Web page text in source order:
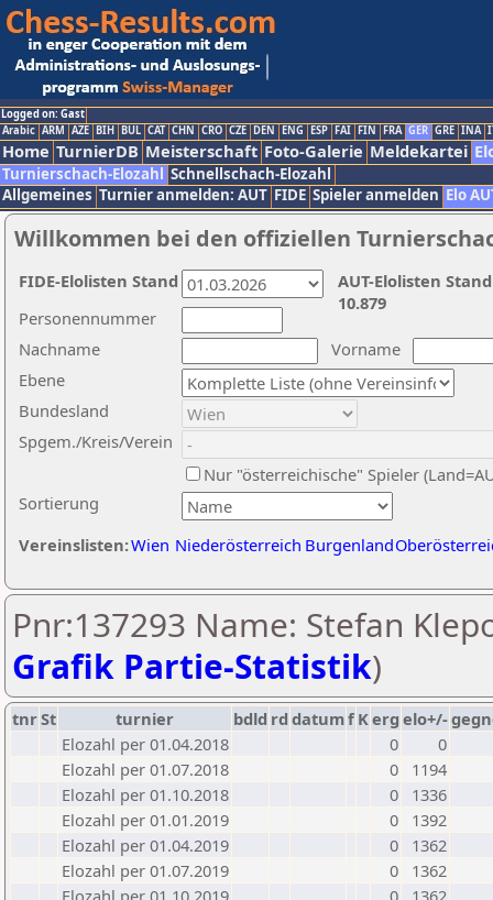
Logged on: Gast
Arabic ARM AZE BIH BUL CAT CHN CRO CZE DEN ENG ESP FAI FIN FRA GER GRE INA
Home TurnierDB Meisterschaft Foto-Galerie Meldekartei
Turnierschach-Elozahl Schnellschach-Elozahl
Allgemeines Turnier anmelden: AUT FIDE Spieler anmelden Elo
Willkommen bei den offiziellen
Nachname
Vorname
Ebene
Sortierung
Personennummer
Bundesland
Spgem./Kreis/Verein
Nur "österreichische" Spieler
Vereinslisten:Wien Niederösterreich Burgenland
AUT-Elolisten
10.879
FIDE-Elolisten Stand
Pnr:137293 Name: Stefan
Grafik Partie-Statistik)
tnrSt turnier bdld rd datumf Kerg elo+/-
Elozahl per 01.04.2018
0
0
Elozahl per 01.07.2018
0
1194
Elozahl per 01.10.2018
0
1336
Elozahl per 01.01.2019
0
1392
Elozahl per 01.04.2019
0
1362
Elozahl per 01.07.2019
0
1362
Elozahl per 01.10.2019
0
1362